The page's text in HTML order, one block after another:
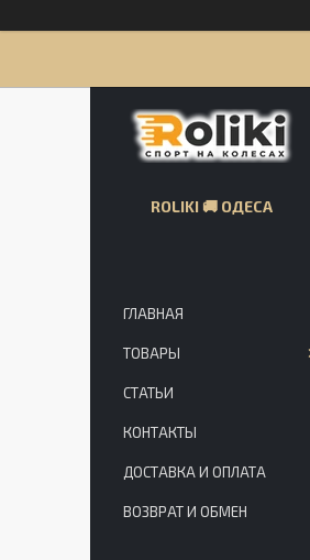
ROLIKI 🚚 ОДЕСА
ГЛАВНАЯ
ТОВАРЫ
СТАТЬИ
КОНТАКТЫ
ДОСТАВКА И ОПЛАТА
ВОЗВРАТ И ОБМЕН